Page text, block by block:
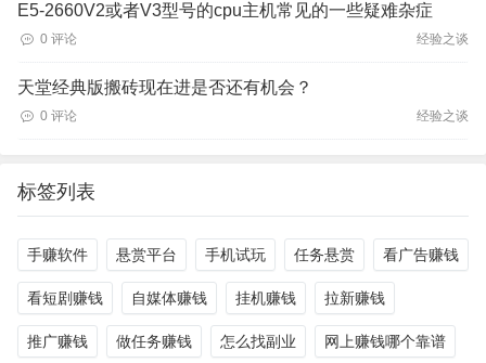
E5-2660V2或者V3型号的cpu主机常见的一些疑难杂症
0 评论 经验之谈
天堂经典版搬砖现在进是否还有机会？
0 评论 经验之谈
标签列表
手赚软件 悬赏平台 手机试玩 任务悬赏 看广告赚钱
看短剧赚钱 自媒体赚钱 挂机赚钱 拉新赚钱
推广赚钱 做任务赚钱 怎么找副业 网上赚钱哪个靠谱